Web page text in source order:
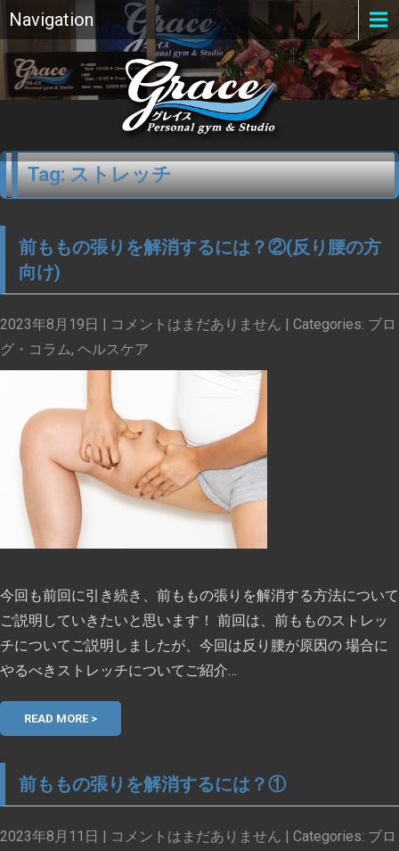
Navigation
Tag: ストレッチ
前ももの張りを解消するには？②(反り腰の方
向け)
2023年8月19日 | コメントはまだありません | Categories: ブロ
グ・コラム, ヘルスケア
今回も前回に引き続き、前ももの張りを解消する方法について
ご説明していきたいと思います！ 前回は、前もものストレッ
チについてご説明しましたが、今回は反り腰が原因の 場合に
やるべきストレッチについてご紹介…
READ MORE >
前ももの張りを解消するには？①
2023年8月11日 | コメントはまだありません | Categories: ブロ